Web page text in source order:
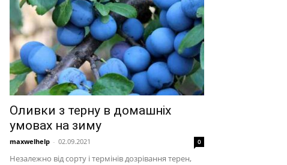
Оливки з терну в домашніх
умовах на зиму
maxwelhelp - 02.09.2021 0
Незалежно від сорту і термінів дозрівання терен,